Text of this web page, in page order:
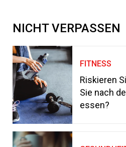
NICHT VERPASSEN
FITNESS
Riskieren
Sie nach
essen?